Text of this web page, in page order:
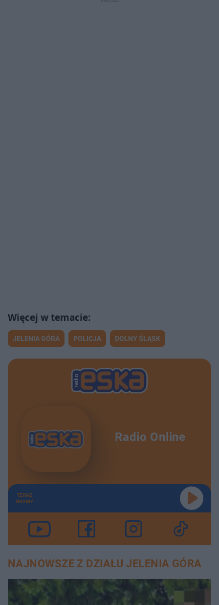
JELENIA GÓRA POLICJA DOLNY ŚLĄSK
Radio Online
TERAZ
GRAMY
NAJNOWSZE Z DZIAŁU JELENIA GÓRA